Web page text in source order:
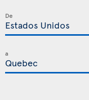
De
a